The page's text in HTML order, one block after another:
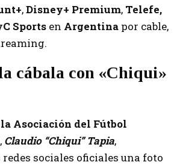
,Disney+ Premium, Telefe,
Sports en Argentina por cable,
cábala con «Chiqui»
Asociación del Fútbol
, Claudio “Chiqui” Tapia,
sociales oficiales una foto